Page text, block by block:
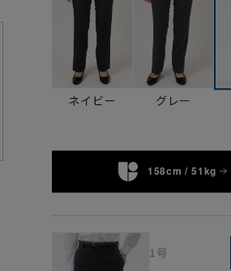
ネイビー グレー
158cm / 51kg
1号